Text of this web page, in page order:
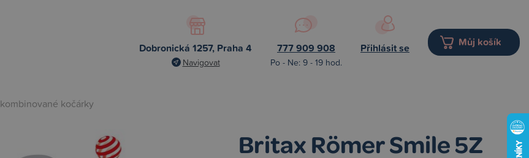
Dobronická 1257, Praha 4
Navigovat
777 909 908
Po - Ne: 9 - 19 hod.
Přihlásit se Můj košík
kombinované kočárky
Britax Römer Smile 5Z